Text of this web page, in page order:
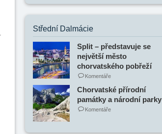
Střední Dalmácie
Split – představuje se
největší město
chorvatského pobřeží
Komentáře
Chorvatské přírodní
památky a národní parky
Komentáře